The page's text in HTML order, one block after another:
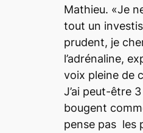
Mathieu. «Je
tout un
prudent, je
l’adrénaline,
voix pleine de
J’ai peut-être
bougent
pense pas les